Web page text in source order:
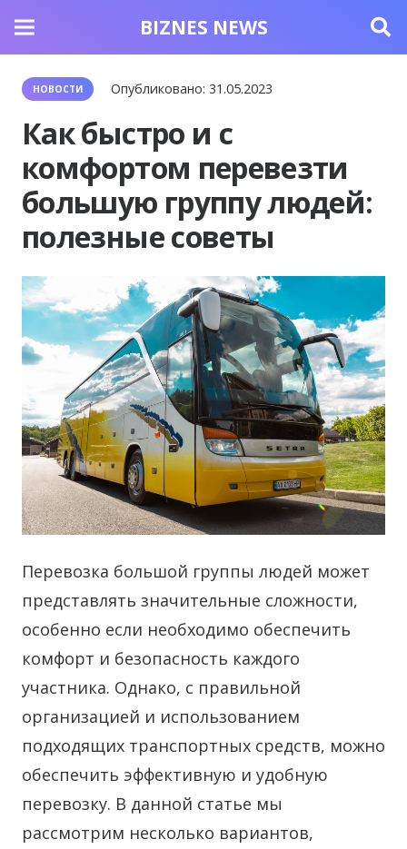
BIZNES NEWS
НОВОСТИ Опубликовано:31.05.2023
Как быстро и с
комфортом перевезти
большую группу людей:
полезные советы
Перевозка большой группы людей может
представлять значительные сложности,
особенно если необходимо обеспечить
комфорт и безопасность каждого
участника. Однако, с правильной
организацией и использованием
подходящих транспортных средств, можно
обеспечить эффективную и удобную
перевозку. В данной статье мы
рассмотрим несколько вариантов,